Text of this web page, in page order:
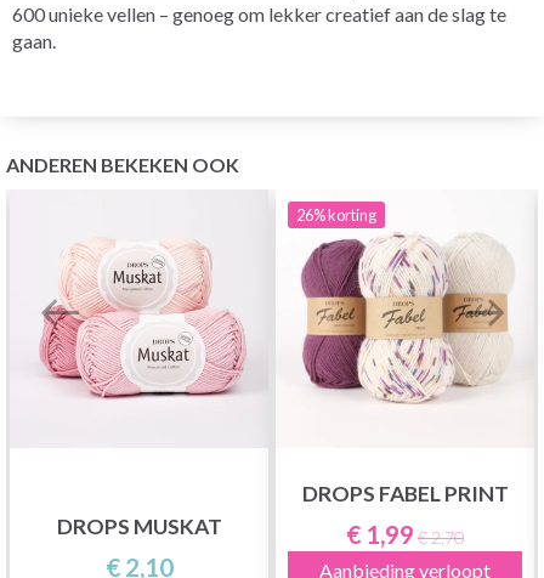
600 unieke vellen – genoeg om lekker creatief aan de slag te
gaan.
ANDEREN BEKEKEN OOK
DROPS MUSKAT
€ 2,10
26%korting
DROPS FABEL PRINT
€ 1,99 € 2,70
Aanbieding verloopt